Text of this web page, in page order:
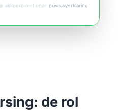
akkoord met onze privacyverklaring
de rol